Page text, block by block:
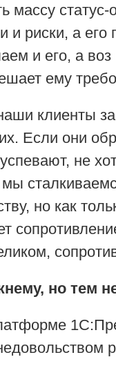
статус-
риски, а
и его, а воз
ему
клиенты
Если они
не
но как
но тем